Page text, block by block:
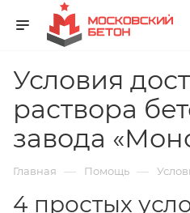
Условия
раствора
завода
Главная — Помощь —
4 простых